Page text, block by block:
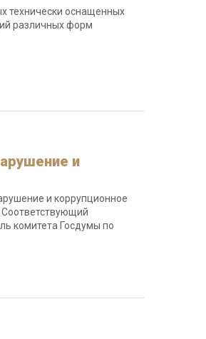
технически оснащенных
различных форм
и
и коррупционное
комитета Госдумы по